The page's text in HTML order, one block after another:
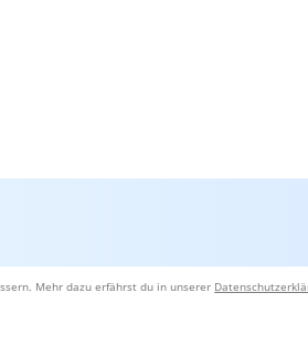
Mehr dazu erfährst du in unserer